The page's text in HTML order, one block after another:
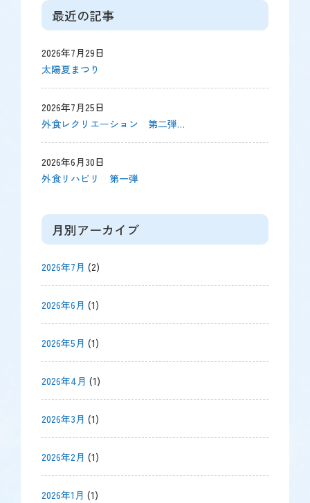
最近の記事
2026年7月29日
太陽夏まつり
2026年7月25日
外食レクリエーション 第二弾…
2026年6月30日
外食リハビリ 第一弾
月別アーカイブ
2026年7月 (2)
2026年6月 (1)
2026年5月 (1)
2026年4月 (1)
2026年3月 (1)
2026年2月 (1)
2026年1月 (1)